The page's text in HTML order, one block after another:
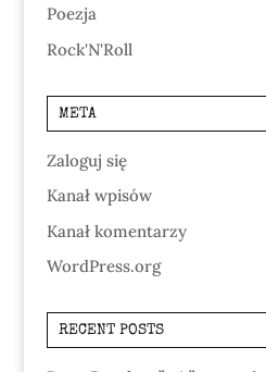
Poezja
Rock'N'Roll
META
Zaloguj się
Kanał wpisów
Kanał komentarzy
WordPress.org
RECENT POSTS